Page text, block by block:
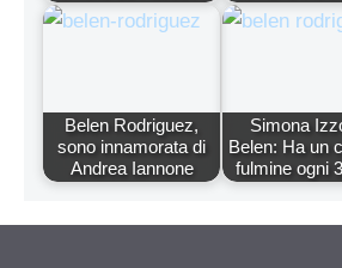
Belen Rodriguez,
sono innamorata di
Andrea Iannone
Simona
Belen: Ha un
fulmine ogni